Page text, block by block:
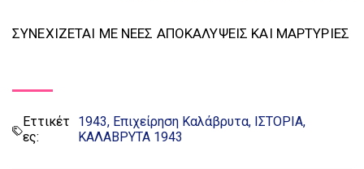
ΣΥΝΕΧΙΖΕΤΑΙ ΜΕ ΝΕΕΣ ΑΠΟΚΑΛΥΨΕΙΣ ΚΑΙ ΜΑΡΤΥΡΙΕΣ
Εττικέτ
ες:
1943 Επιχείρηση Καλάβρυτα ΙΣΤΟΡΙΑ
ΚΑΛΑΒΡΥΤΑ 1943